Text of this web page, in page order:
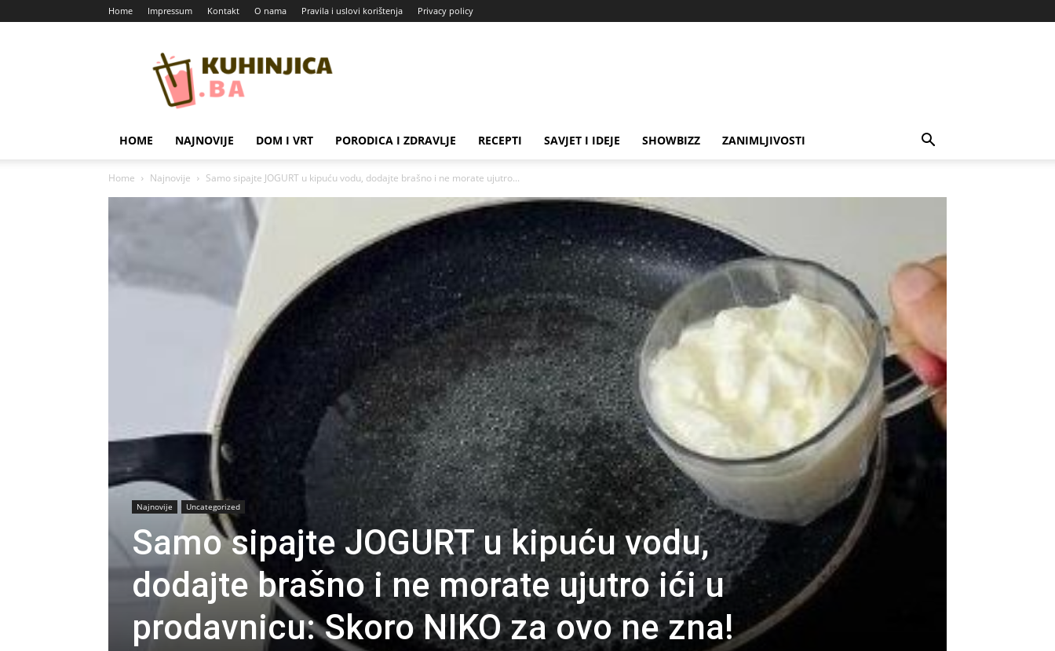
Home Impressum Kontakt O nama Pravila i uslovi korištenja Privacy policy
HOME NAJNOVIJE DOM I VRT PORODICA I ZDRAVLJE RECEPTI SAVJET I IDEJE SHOWBIZZ ZANIMLJIVOSTI
Home Najnovije Samo sipajte JOGURT u kipuću vodu, dodajte brašno i ne morate ujutro...
Najnovije Uncategorized
Samo sipajte JOGURT u kipuću vodu,
dodajte brašno i ne morate ujutro ići u
prodavnicu: Skoro NIKO za ovo ne zna!